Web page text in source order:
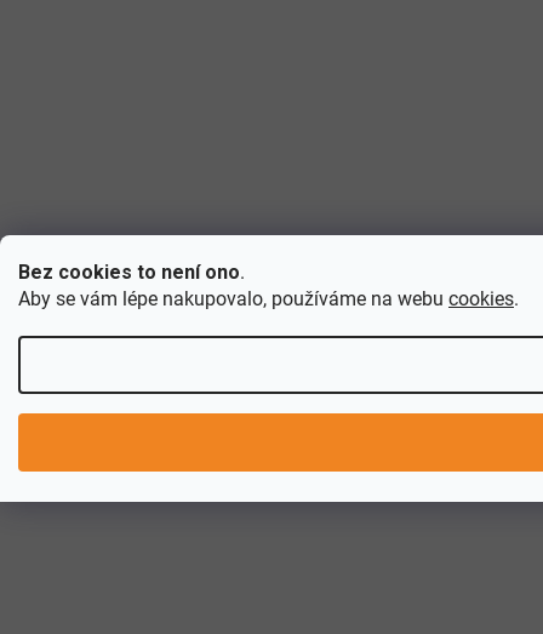
Bez cookies to není ono.
Aby se vám lépe nakupovalo, používáme na webu cookies.